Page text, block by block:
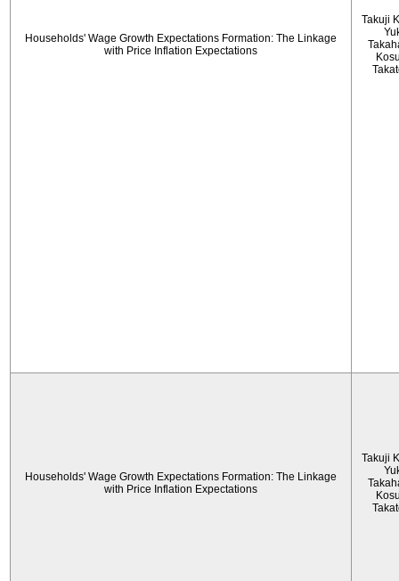
Households' Wage Growth Expectations Formation: The Linkage
with Price Inflation Expectations
Takuji
Households' Wage Growth Expectations Formation: The Linkage
with Price Inflation Expectations
Takuji